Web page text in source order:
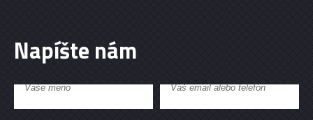
Napíšte nám
Vaše meno Váš email alebo telefón